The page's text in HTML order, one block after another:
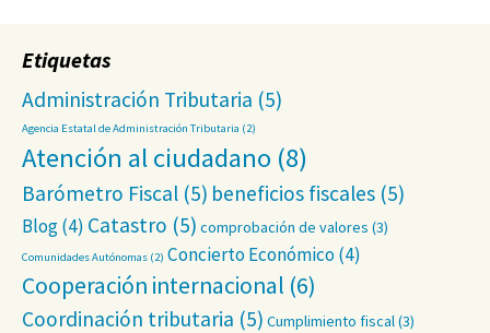
Etiquetas
Administración Tributaria (5)
Agencia Estatal de Administración Tributaria (2)
Atención al ciudadano (8)
Barómetro Fiscal (5) beneficios fiscales (5)
Blog(4) Catastro (5) comprobación de valores (3)
Comunidades Autónomas (2) Concierto Económico(4)
Cooperación internacional (6)
Coordinación tributaria (5) Cumplimiento fiscal(3)